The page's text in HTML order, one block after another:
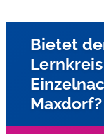
Bietet
Lernkreis
Maxdorf?